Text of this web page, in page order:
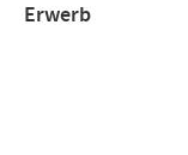
Erwerb